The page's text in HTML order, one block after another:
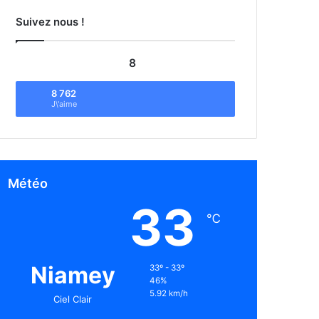
Suivez nous !
8
8 762
J\'aime
Météo
Niamey
Ciel Clair
33 ℃
33º - 33º
46%
5.92 km/h